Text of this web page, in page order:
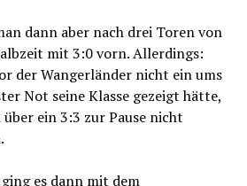
dann aber nach drei Toren von
mit 3:0 vorn. Allerdings:
der Wangerländer nicht ein ums
Not seine Klasse gezeigt hätte,
ein 3:3 zur Pause nicht
es dann mit dem